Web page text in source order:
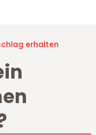
erhalten